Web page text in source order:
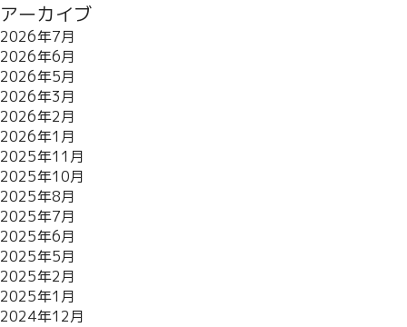
アーカイブ
2026年7月
2026年6月
2026年5月
2026年3月
2026年2月
2026年1月
2025年11月
2025年10月
2025年8月
2025年7月
2025年6月
2025年5月
2025年2月
2025年1月
2024年12月